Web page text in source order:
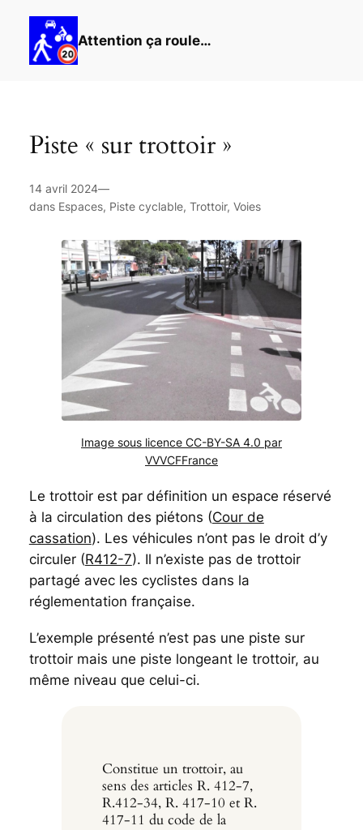
Attention ça roule…
Piste « sur trottoir »
14 avril 2024—
dans Espaces, Piste cyclable, Trottoir, Voies
Image sous licence CC-BY-SA 4.0 par
VVVCFFrance
Le trottoir est par définition un espace réservé
à la circulation des piétons (Cour de
cassation). Les véhicules n’ont pas le droit d’y
circuler (R412-7). Il n’existe pas de trottoir
partagé avec les cyclistes dans la
réglementation française.
L’exemple présenté n’est pas une piste sur
trottoir mais une piste longeant le trottoir, au
même niveau que celui-ci.
Constitue un trottoir, au
sens des articles R. 412-7,
R.412-34, R. 417-10 et R.
417-11 du code de la